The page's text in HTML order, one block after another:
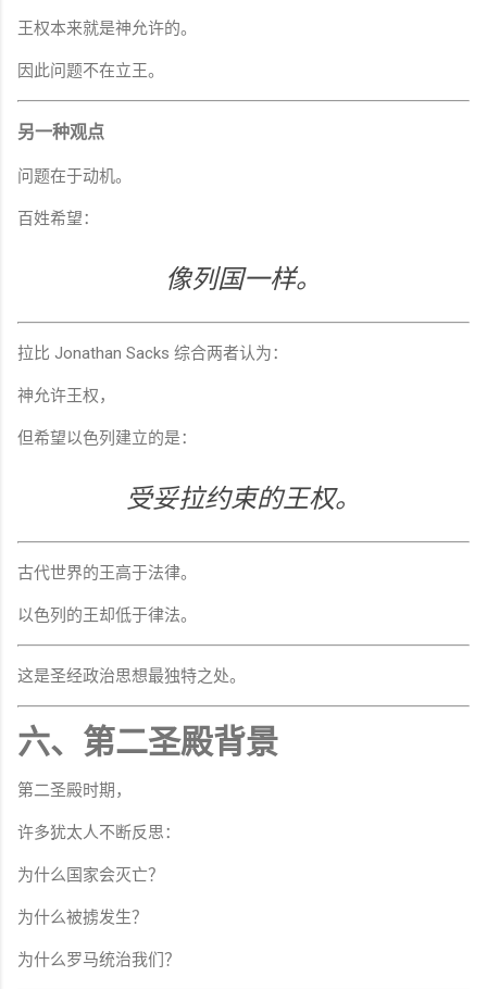
王权本来就是神允许的。
因此问题不在立王。
另一种观点
问题在于动机。
百姓希望：
像列国一样。
拉比 Jonathan Sacks 综合两者认为：
神允许王权，
但希望以色列建立的是：
受妥拉约束的王权。
古代世界的王高于法律。
以色列的王却低于律法。
这是圣经政治思想最独特之处。
六、第二圣殿背景
第二圣殿时期，
许多犹太人不断反思：
为什么国家会灭亡？
为什么被掳发生？
为什么罗马统治我们？